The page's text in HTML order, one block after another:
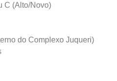
C (Alto/Novo)
do Complexo Juqueri)